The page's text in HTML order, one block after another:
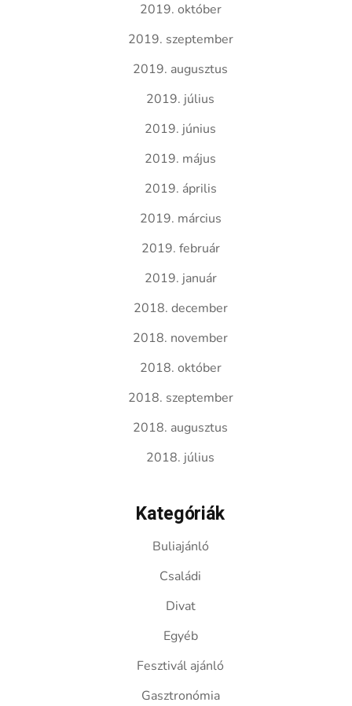
2019. október
2019. szeptember
2019. augusztus
2019. július
2019. június
2019. május
2019. április
2019. március
2019. február
2019. január
2018. december
2018. november
2018. október
2018. szeptember
2018. augusztus
2018. július
Kategóriák
Buliajánló
Családi
Divat
Egyéb
Fesztivál ajánló
Gasztronómia